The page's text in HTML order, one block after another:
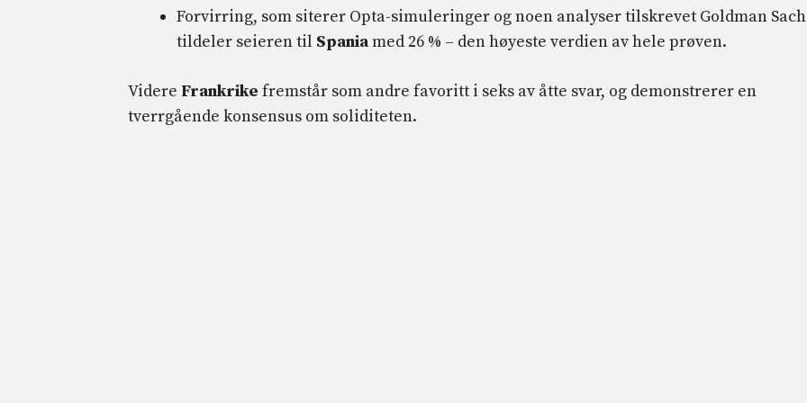
Forvirring, som siterer Opta-simuleringer og noen analyser tilskrevet Goldman
tildeler seieren til Spaniamed 26 % – den høyeste verdien av hele prøven.
Videre Frankrike fremstår som andre favoritt i seks av åtte svar, og demonstrerer en
tverrgående konsensus om soliditeten.